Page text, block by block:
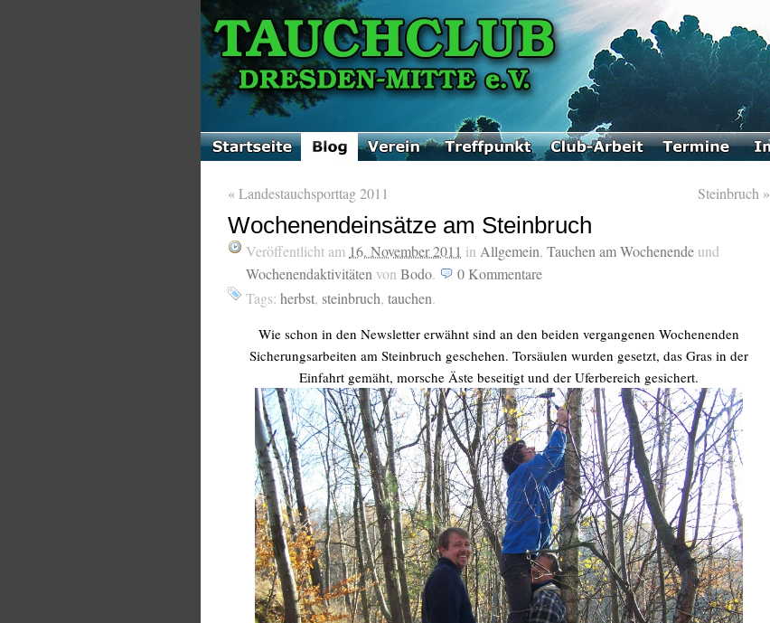
«Landestauchsporttag 2011 Steinbruch »
Wochenendeinsätze am Steinbruch
Veröffentlicht am 16. November 2011 in Allgemein, Tauchen am Wochenende und
Wochenendaktivitäten von Bodo. 0 Kommentare
Tags: herbst, steinbruch, tauchen.
Wie schon in den Newsletter erwähnt sind an den beiden vergangenen Wochenenden
Sicherungsarbeiten am Steinbruch geschehen. Torsäulen wurden gesetzt, das Gras in der
Einfahrt gemäht, morsche Äste beseitigt und der Uferbereich gesichert.